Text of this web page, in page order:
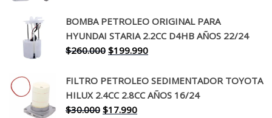
original
era:
$650.000.
actual
es:
$519.990.
BOMBA PETROLEO ORIGINAL PARA
HYUNDAI STARIA 2.2CC D4HB AÑOS 22/24
$260.000 El
original
era:
$260.000.
$199.990El
actual
es:
FILTRO PETROLEO SEDIMENTADOR TOYOTA
HILUX 2.4CC 2.8CC AÑOS 16/24
$30.000 El
$17.990El